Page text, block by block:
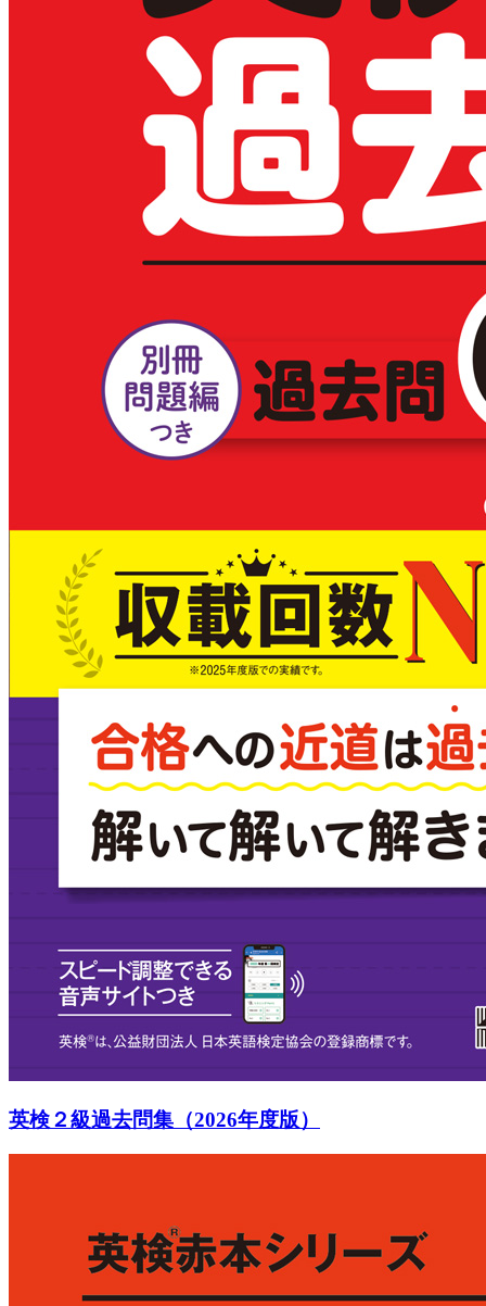
英検２級過去問集（2026年度版）